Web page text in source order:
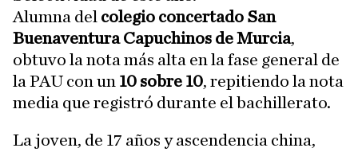
Alumna del colegio concertado San
Buenaventura Capuchinos de Murcia,
obtuvo la nota más alta en la fase general de
la PAU con un 10 sobre 10, repitiendo la nota
media que registró durante el bachillerato.
La joven, de 17 años y ascendencia china,